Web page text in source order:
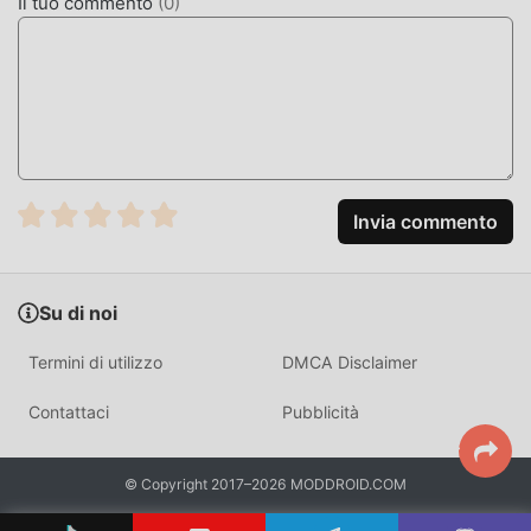
non è necessario spendere la maggior parte delle tue
Basta fare clic sul pulsante di download per installare l'APP
moddroid con un clic e ci sono più giochi mod popolari
gratuiti che ti aspettano gioca, cosa aspetti, scaricalo ora!
Invia commento
Su di noi
Termini di utilizzo DMCA Disclaimer
Contattaci Pubblicità
© Copyright 2017–2026 MODDROID.COM